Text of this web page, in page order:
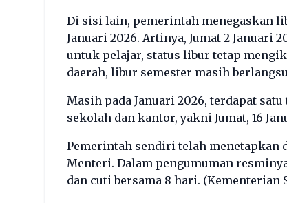
Di sisi lain, pemerintah menegaskan
Januari 2026. Artinya, Jumat 2 Januari
untuk pelajar, status libur tetap
daerah, libur semester masih
Masih pada Januari 2026, terdapat
sekolah dan kantor, yakni Jumat, 16
Pemerintah sendiri telah menetapkan
Menteri. Dalam pengumuman
dan cuti bersama 8 hari. (Kementerian